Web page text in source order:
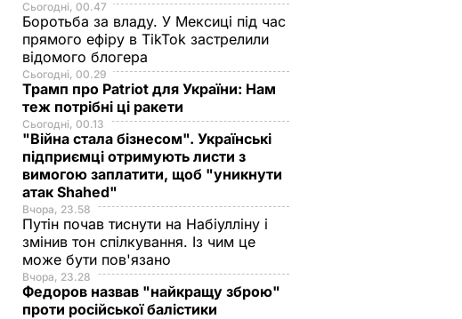
Сьогодні, 00.47
Боротьба за владу. У Мексиці під час
прямого ефіру в TikTok застрелили
відомого блогера
Сьогодні, 00.29
Трамп про Patriot для України: Нам
теж потрібні ці ракети
Сьогодні, 00.13
"Війна стала бізнесом". Українські
підприємці отримують листи з
вимогою заплатити, щоб "уникнути
атак Shahed"
Вчора, 23.58
Путін почав тиснути на Набіулліну і
змінив тон спілкування. Із чим це
може бути пов'язано
Вчора, 23.28
Федоров назвав "найкращу зброю"
проти російської балістики